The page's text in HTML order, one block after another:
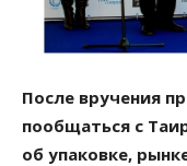
После вручения
пообщаться с
об упаковке,